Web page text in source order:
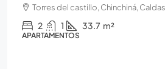
Torres del castillo, Chinchiná,
2 1 33.7 m²
APARTAMENTOS